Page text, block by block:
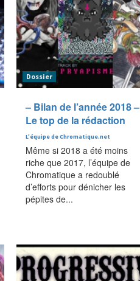
Dossier
– Bilan de l’année 2018 –
Le top de la rédaction
L'équipe de Chromatique.net
Même si 2018 a été moins
riche que 2017, l’équipe de
Chromatique a redoublé
d’efforts pour dénicher les
pépites de...